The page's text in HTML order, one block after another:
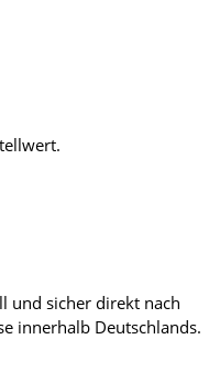
und sicher direkt nach
innerhalb Deutschlands.